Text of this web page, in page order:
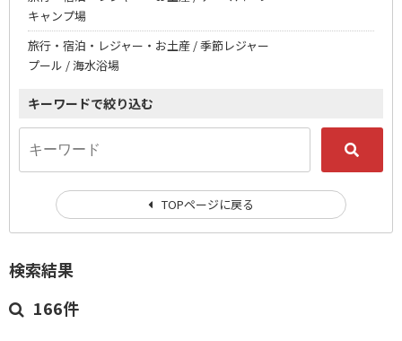
検索結果
166件
キャンプ場
旅行・宿泊・レジャー・お土産 / 季節レジャー
プール / 海水浴場
キーワードで絞り込む
TOPページに戻る